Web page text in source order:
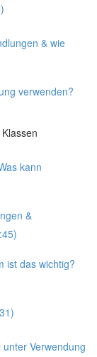
& wie
verwenden?
kann
&
ist das wichtig?
Verwendung